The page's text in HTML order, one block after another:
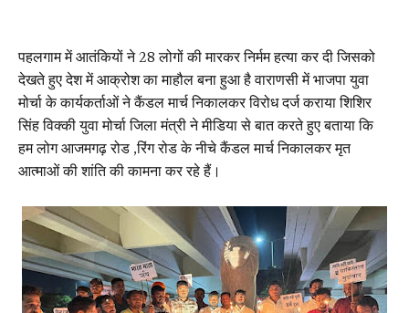
पहलगाम में आतंकियों ने 28 लोगों की मारकर निर्मम हत्या कर दी जिसको
देखते हुए देश में आक्रोश का माहौल बना हुआ है वाराणसी में भाजपा युवा
मोर्चा के कार्यकर्ताओं ने कैंडल मार्च निकालकर विरोध दर्ज कराया शिशिर
सिंह विक्की युवा मोर्चा जिला मंत्री ने मीडिया से बात करते हुए बताया कि
हम लोग आजमगढ़ रोड ,रिंग रोड के नीचे कैंडल मार्च निकालकर मृत
आत्माओं की शांति की कामना कर रहे हैं।